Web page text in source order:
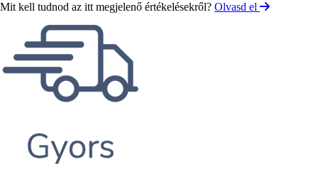
Mit kell tudnod az itt megjelenő értékelésekről? Olvasd el